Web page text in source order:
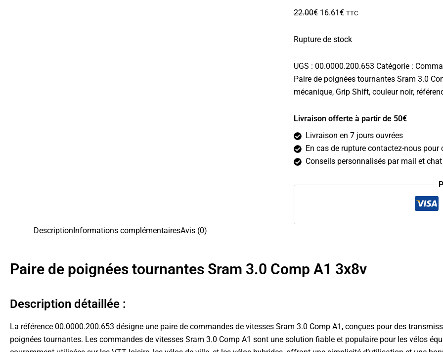
22.00€ Le
initial
22.00€.
16.61€Le
actuel
16.61€.
TTC
Rupture de stock
UGS : 00.0000.200.653 Catégorie :
Paire de poignées tournantes Sram 3.0
mécanique, Grip Shift, couleur noir,
Livraison offerte à partir de 50€
Livraison en 7 jours ouvrées
En cas de rupture contactez-nous pour
Conseils personnalisés par mail et
DescriptionInformations complémentairesAvis (0)
Paire de poignées tournantes Sram 3.0 Comp A1 3x8v
Description détaillée :
La référence 00.0000.200.653 désigne une paire de commandes de vitesses Sram 3.0 Comp A1, conçues pour des
poignées tournantes. Les commandes de vitesses Sram 3.0 Comp A1 sont une solution fiable et populaire pour les vélos